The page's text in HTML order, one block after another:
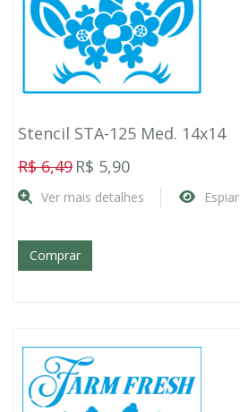
Stencil STA-125 Med. 14x14
R$ 6,49 R$ 5,90
Ver mais detalhes Espiar
Comprar